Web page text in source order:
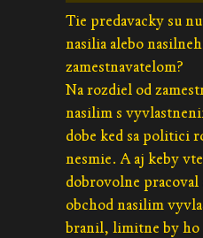
Tie predavacky su
nasilia alebo
zamestnavatelom?
Na rozdiel od
nasilim s
dobe ked sa politici
nesmie. A aj keby
dobrovolne
obchod nasilim
branil, limitne by ho